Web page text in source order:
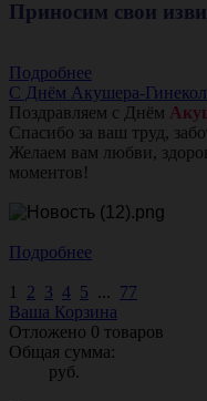
Приносим свои
Подробнее
С Днём Акушера-
Поздравляем с Днём
Спасибо за ваш труд,
Желаем вам любви,
моментов!
Подробнее
1 2 3 4 5 ... 77
Ваша Корзина
Отложено 0 товаров
Общая сумма:
руб.